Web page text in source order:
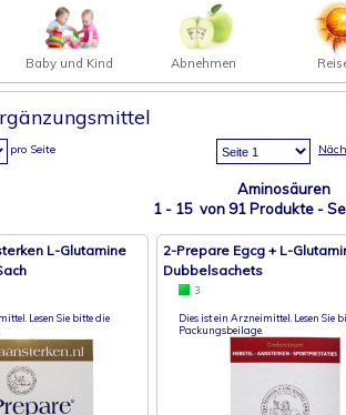
Baby und Kind Abnehmen
pro Seite
Aminosäuren
1 - 15 von 91 Produkte -
L-Glutamine
Lesen Sie bitte die
2-Prepare Egcg + L-
Dubbelsachets
3
Dies ist ein Arzneimittel. Lesen Sie
Packungsbeilage.